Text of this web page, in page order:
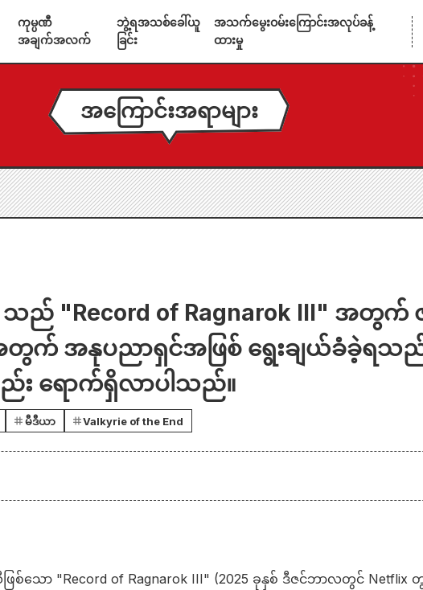
ကုမ္ပဏီ
အချက်အလက်
ဘွဲ့ရအသစ်ခေါ်ယူ
ခြင်း
အသက်မွေးဝမ်းကြောင်းအလုပ်ခန့်
ထားမှု
အကြောင်းအရာများ
သည် "Record of Ragnarok III" အတွက်
တွက် အနုပညာရှင်အဖြစ် ရွေးချယ်ခံခဲ့ရသ
း ရောက်ရှိလာပါသည်။
မီဒီယာ Valkyrie of the End
စ်သော "Record of Ragnarok III" (2025 ခုနှစ် ဒီဇင်ဘာလတွင် Netflix